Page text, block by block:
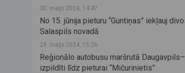
30. maijs 2024, 14:47
No 15. jūnija pieturu “Guntiņas” iekļauj
Salaspils novadā
29. maijs 2024, 15:26
Reģionālo autobusu maršrutā
izpildīti līdz pieturai “Mičurinietis”